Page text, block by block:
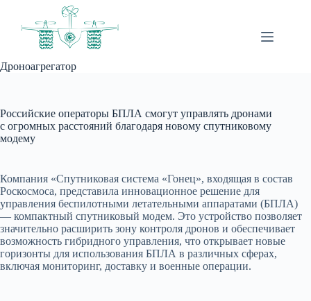
Дроноагрегатор
Российские операторы БПЛА смогут управлять дронами
с огромных расстояний благодаря новому спутниковому
модему
Компания «Спутниковая система «Гонец», входящая в состав
Роскосмоса, представила инновационное решение для
управления беспилотными летательными аппаратами (БПЛА)
— компактный спутниковый модем. Это устройство позволяет
значительно расширить зону контроля дронов и обеспечивает
возможность гибридного управления, что открывает новые
горизонты для использования БПЛА в различных сферах,
включая мониторинг, доставку и военные операции.